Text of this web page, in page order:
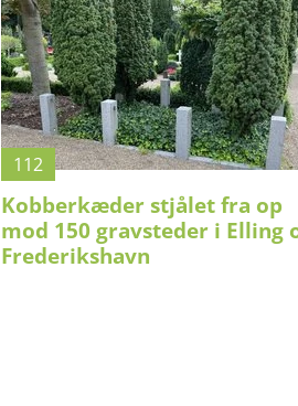
112
Kobberkæder stjålet fra op
mod 150 gravsteder i Elling
Frederikshavn